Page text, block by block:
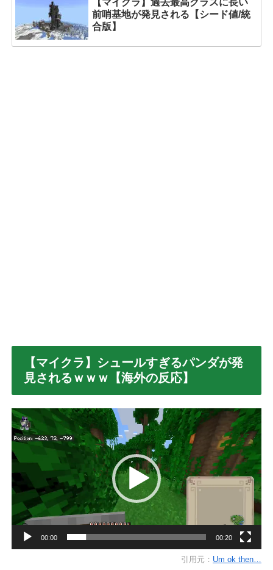
前哨基地が発見される【シード値/統
合版】
【マイクラ】シュールすぎるパンダが発
見されるｗｗｗ【海外の反応】
動
画
プ
ー
ー
00:00 00:20
引用元： Um ok then…